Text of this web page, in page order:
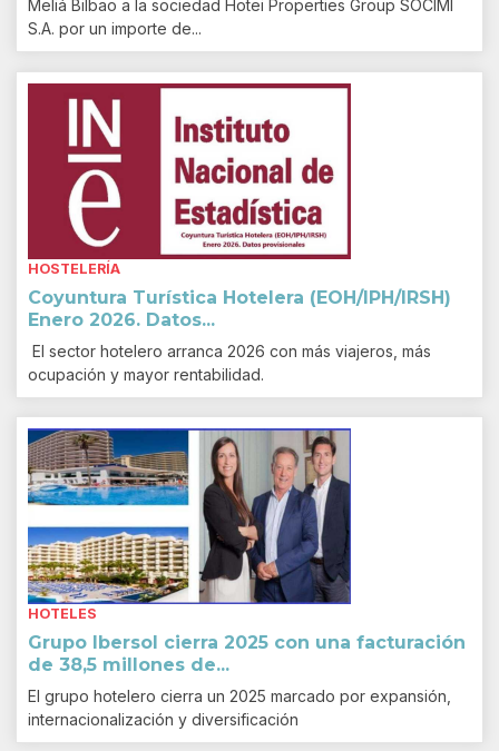
Meliá Bilbao a la sociedad Hotei Properties Group SOCIMI
S.A. por un importe de...
HOSTELERÍA
Coyuntura Turística Hotelera (EOH/IPH/IRSH)
Enero 2026. Datos...
El sector hotelero arranca 2026 con más viajeros, más
ocupación y mayor rentabilidad.
HOTELES
Grupo Ibersol cierra 2025 con una facturación
de 38,5 millones de...
El grupo hotelero cierra un 2025 marcado por expansión,
internacionalización y diversificación